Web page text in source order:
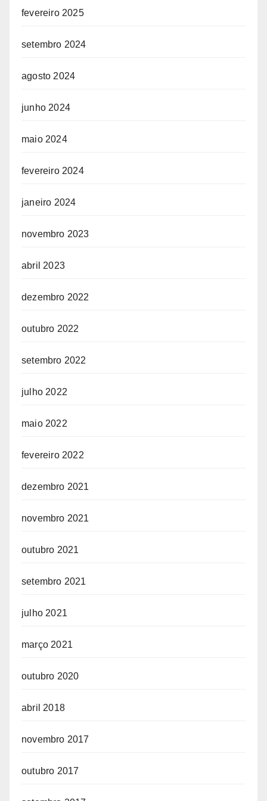
fevereiro 2025
setembro 2024
agosto 2024
junho 2024
maio 2024
fevereiro 2024
janeiro 2024
novembro 2023
abril 2023
dezembro 2022
outubro 2022
setembro 2022
julho 2022
maio 2022
fevereiro 2022
dezembro 2021
novembro 2021
outubro 2021
setembro 2021
julho 2021
março 2021
outubro 2020
abril 2018
novembro 2017
outubro 2017